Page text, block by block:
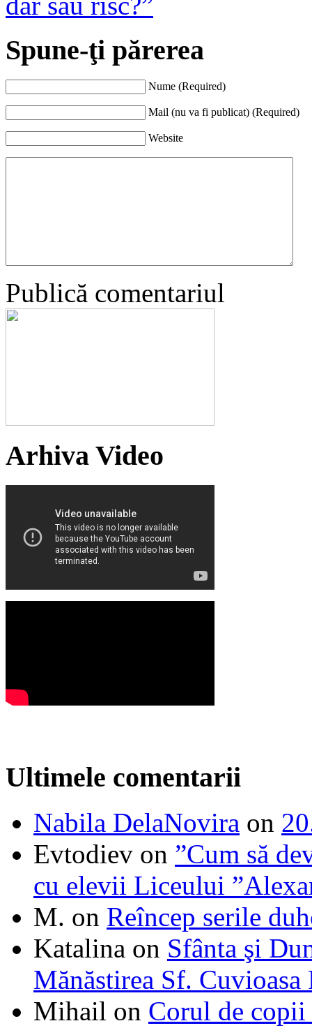
Spune-ţi părerea
Nume (Required)
Mail (nu va fi publicat) (Required)
Website
Publică comentariul
Arhiva Video
Ultimele comentarii
Nabila DelaNovira on
Evtodiev on ”Cum să
cu elevii Liceului
M. on Reîncep serile
Katalina on Sfânta şi
Mănăstirea Sf. Cuvioasa
Mihail on Corul de